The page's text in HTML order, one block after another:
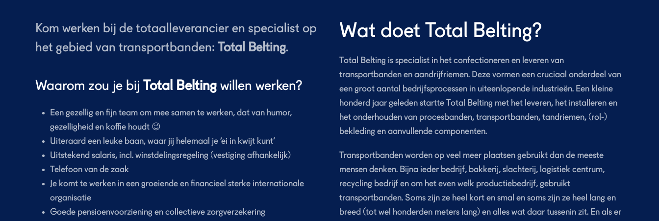
Kom werken bij de totaalleverancier en specialist op
het gebied van transportbanden: Total Belting.
Waarom zou je bij Total Belting willen werken?
Een gezellig en fijn team om mee samen te werken, dat van humor,
gezelligheid en koffie houdt 😉
Uiteraard een leuke baan, waar jij helemaal je ‘ei in kwijt kunt’
Uitstekend salaris, incl. winstdelingsregeling (vestiging afhankelijk)
Telefoon van de zaak
Je komt te werken in een groeiende en financieel sterke internationale
organisatie
Goede pensioenvoorziening en collectieve zorgverzekering
Wat doet Total Belting?
Total Belting is specialist in het confectioneren en leveren van
transportbanden en aandrijfriemen. Deze vormen een cruciaal onderdeel van
een groot aantal bedrijfsprocessen in uiteenlopende industrieën. Een kleine
honderd jaar geleden startte Total Belting met het leveren, het installeren en
het onderhouden van procesbanden, transportbanden, tandriemen, (rol-)
bekleding en aanvullende componenten.
Transportbanden worden op veel meer plaatsen gebruikt dan de meeste
mensen denken. Bijna ieder bedrijf, bakkerij, slachterij, logistiek centrum,
recycling bedrijf en om het even welk productiebedrijf, gebruikt
transportbanden. Soms zijn ze heel kort en smal en soms zijn ze heel lang en
breed (tot wel honderden meters lang) en alles wat daar tussenin zit. En als er